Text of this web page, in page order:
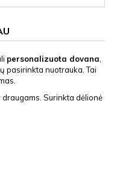
personalizuota dovana,
pasirinkta nuotrauka. Tai
Surinkta dėlionė